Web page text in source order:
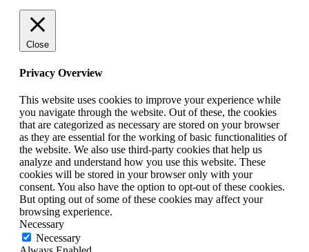
Close
Privacy Overview
This website uses cookies to improve your experience while
you navigate through the website. Out of these, the cookies
that are categorized as necessary are stored on your browser
as they are essential for the working of basic functionalities of
the website. We also use third-party cookies that help us
analyze and understand how you use this website. These
cookies will be stored in your browser only with your
consent. You also have the option to opt-out of these cookies.
But opting out of some of these cookies may affect your
browsing experience.
Necessary
Necessary